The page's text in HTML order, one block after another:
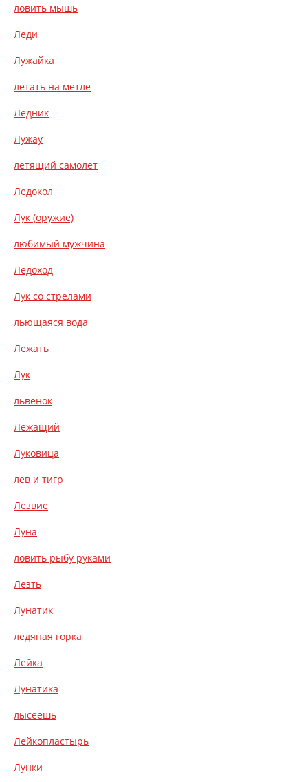
ловить мышь
Леди
Лужайка
летать на метле
Ледник
Лужау
летящий самолет
Ледокол
Лук (оружие)
любимый мужчина
Ледоход
Лук со стрелами
льющаяся вода
Лежать
Лук
львенок
Лежащий
Луковица
лев и тигр
Лезвие
Луна
ловить рыбу руками
Лезть
Лунатик
ледяная горка
Лейка
Лунатика
лысеешь
Лейкопластырь
Лунки